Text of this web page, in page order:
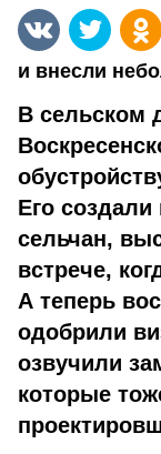
и внесли
В сельском
Его
сельчан,
встрече,
А теперь
одобрили
озвучили
которые